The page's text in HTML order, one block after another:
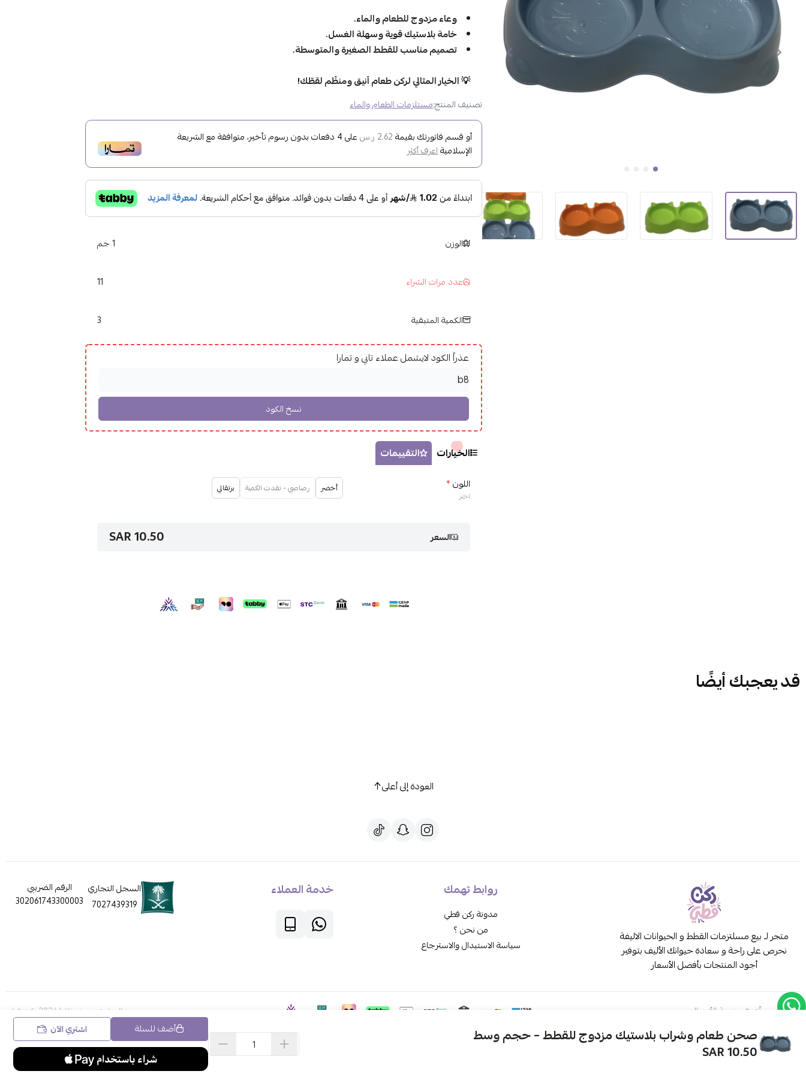
وعاء مزدوج للطعام والماء.
خامة بلاستيك قوية وسهلة الغسل.
تصميم مناسب للقطط الصغيرة والمتوسطة.
💡 الخيار المثالي لركن طعام أنيق ومنظّم لقطّك!
تصنيف المنتج:مستلزمات الطعام والماء
أو قسم فاتورتك بقيمة 2.62 ر.س على4 دفعات بدون رسوم تأخير، متوافقة مع الشريعة
الإسلاميةاعرف أكثر
الوزن 1 جم
عدد مرات الشراء 11
الكمية المتبقية 3
عذراً الكود لايشمل عملاء تابي و تمارا
صحن طعام وشراب بلاستيك مزدوج للقطط – حجم وسط
10.50 SAR
أضف للسلة اشتري الآن
الخيارات التقييمات
اللون*
اختر
أخضر رصاصي - نفدت الكمية برتقالي
السعر 10.50 SAR
قد يعجبك أيضًا
العودة إلى أعلى
متجر لـ بيع مسلتزمات القطط و الحيوانات الاليفة
نحرص على راحة و سعادة حيوانك الأليف بتوفير
أجود المنتجات بأفضل الأسعار
روابط تهمك
مدونة ركن قطي
من نحن ؟
سياسة الاستبدال والاسترجاع
خدمة العملاء
السجل التجاري
7027439319
الرقم الضريبي
302061743300003
موثّق في منصة الأعمال الحقوق محفوظة | 2026 ركن قطي